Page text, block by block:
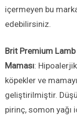
içermeyen bu
edebilirsiniz.
Brit Premium
Maması:
köpekler ve
geliştirilmiştir.
pirinç, somon yağı